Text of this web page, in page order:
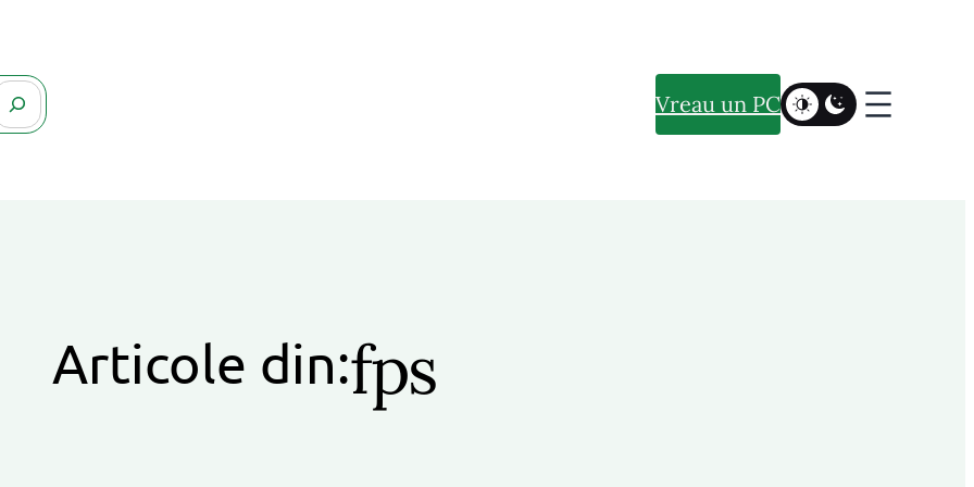
Vreau un PC
Articole din:fps